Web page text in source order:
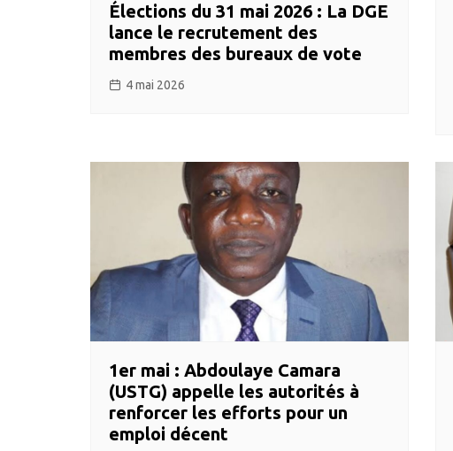
Élections du 31 mai 2026 : La DGE
lance le recrutement des
membres des bureaux de vote
4 mai 2026
1er mai : Abdoulaye Camara
(USTG) appelle les autorités à
renforcer les efforts pour un
emploi décent